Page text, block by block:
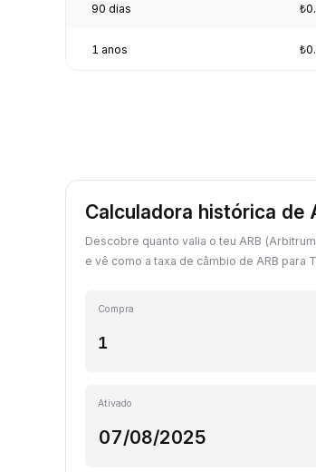
90 dias
1 anos
Calculadora histórica de
Descobre quanto valia o teu ARB
e vê como a taxa de câmbio de ARB para
Compra
Ativado